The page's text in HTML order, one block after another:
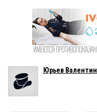
Юрьев Валентин